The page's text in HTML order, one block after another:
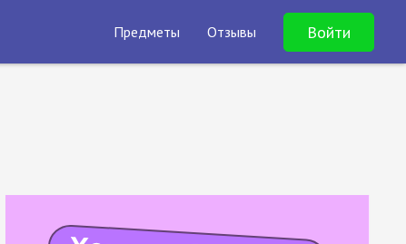
Предметы Отзывы Войти